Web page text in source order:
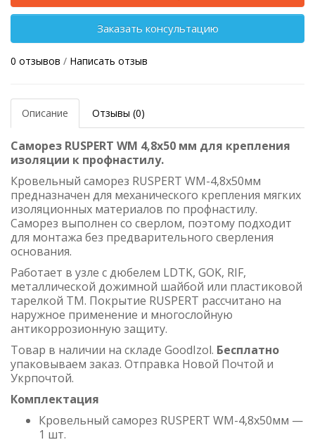
Заказать консультацию
0 отзывов / Написать отзыв
Описание Отзывы (0)
Саморез RUSPERT WM 4,8х50 мм для крепления
изоляции к профнастилу.
Кровельный саморез RUSPERT WM-4,8х50мм
предназначен для механического крепления мягких
изоляционных материалов по профнастилу.
Саморез выполнен со сверлом, поэтому подходит
для монтажа без предварительного сверления
основания.
Работает в узле с дюбелем LDTK, GOK, RIF,
металлической дожимной шайбой или пластиковой
тарелкой TM. Покрытие RUSPERT рассчитано на
наружное применение и многослойную
антикоррозионную защиту.
Товар в наличии на складе GoodIzol. Бесплатно
упаковываем заказ. Отправка Новой Почтой и
Укрпочтой.
Комплектация
Кровельный саморез RUSPERT WM-4,8х50мм —
1 шт.